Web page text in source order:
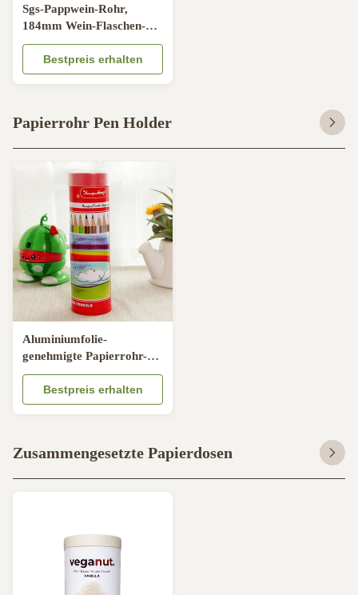
Sgs-Pappwein-Rohr,
184mm Wein-Flaschen-
Darstellungs-Kasten
Bestpreis erhalten
Papierrohr Pen Holder
Aluminiumfolie-
genehmigte Papierrohr-
Pen Holder Pantone
Printed SGS
Bestpreis erhalten
Zusammengesetzte Papierdosen